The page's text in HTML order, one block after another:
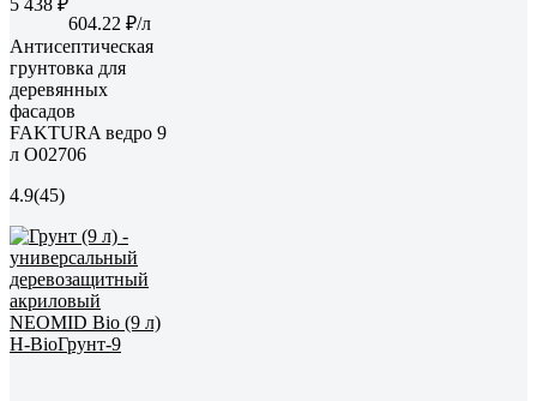
604.22 ₽/л
Антисептическая
грунтовка для
деревянных
фасадов
FAKTURA ведро 9
л О02706
4.9(45)